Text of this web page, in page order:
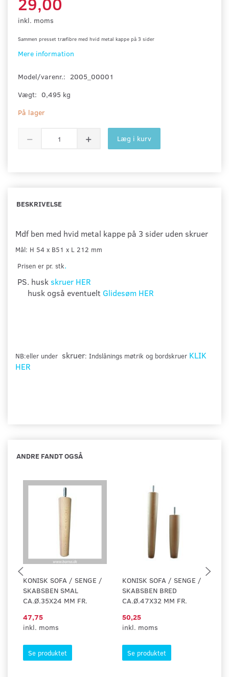
inkl. moms
Sammen presset træfibre med hvid metal kappe på 3 sider
Mere information
Model/varenr.: 2005_00001
Vægt: 0,495 kg
På lager
Læg i kurv
BESKRIVELSE
Mdf ben med hvid metal kappe på 3 sider uden skruer
Mål: H 54 x B51 x L 212 mm
Prisen er pr. stk.
PS. husk skruer HER
husk også eventuelt Glidesøm HER
NB:eller under skruer: Indslånings møtrik og bordskruer KLIK
HER
ANDRE FANDT OGSÅ
KONISK SOFA / SENGE /
SKABSBEN SMAL
CA.Ø.35X24 MM FR.
47,75
inkl. moms
Se produktet
KONISK SOFA / SENGE /
SKABSBEN BRED
CA.Ø.47X32 MM FR.
50,25
inkl. moms
Se produktet